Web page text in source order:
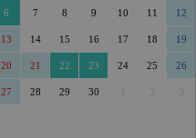
6 7 8 9 10 11 12
13 14 15 16 17 18 19
20 21 22 23 24 25 26
27 28 29 30 3